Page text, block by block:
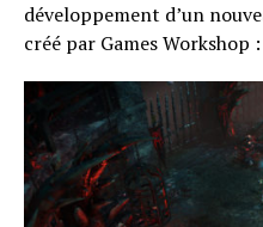
développement d’un
créé par Games Workshop :